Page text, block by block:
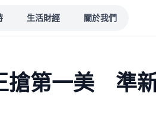
生活財經 關於我們
搶第一美 準